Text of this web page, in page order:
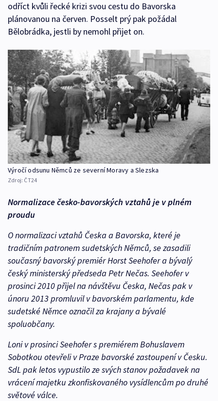
odříct kvůli řecké krizi svou cestu do Bavorska
plánovanou na červen. Posselt prý pak požádal
Bělobrádka, jestli by nemohl přijet on.
Výročí odsunu Němců ze severní Moravy a Slezska
Zdroj: ČT24
Normalizace česko-bavorských vztahů je v plném
proudu
O normalizaci vztahů Česka a Bavorska, které je
tradičním patronem sudetských Němců, se zasadili
současný bavorský premiér Horst Seehofer a bývalý
český ministerský předseda Petr Nečas. Seehofer v
prosinci 2010 přijel na návštěvu Česka, Nečas pak v
únoru 2013 promluvil v bavorském parlamentu, kde
sudetské Němce označil za krajany a bývalé
spoluobčany.
Loni v prosinci Seehofer s premiérem Bohuslavem
Sobotkou otevřeli v Praze bavorské zastoupení v Česku.
SdL pak letos vypustilo ze svých stanov požadavek na
vrácení majetku zkonfiskovaného vysídlencům po druhé
světové válce.